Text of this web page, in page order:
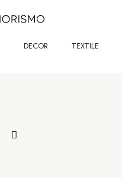
DECOR TEXTILE